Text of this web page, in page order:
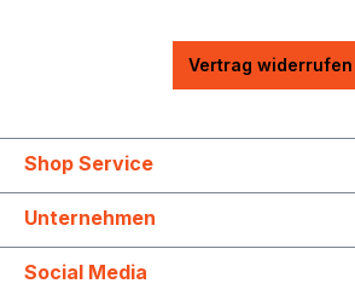
Vertrag widerrufen
Shop Service
Unternehmen
Social Media